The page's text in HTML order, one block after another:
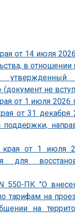
от 14 июля
в
(документ не
от 1 июля
от 31
поддержки,
края от 1
для
550-ПК "О
тарифам на
на